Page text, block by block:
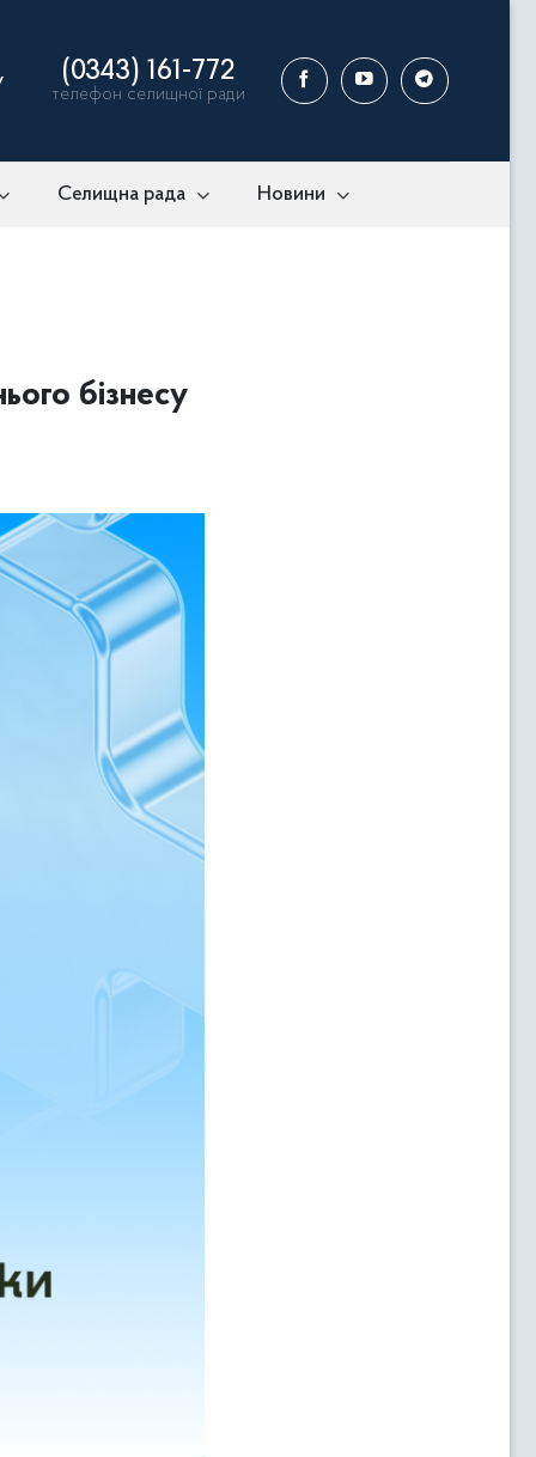
(0343) 161-772
телефон селищної ради
Селищна рада Новини
бізнесу